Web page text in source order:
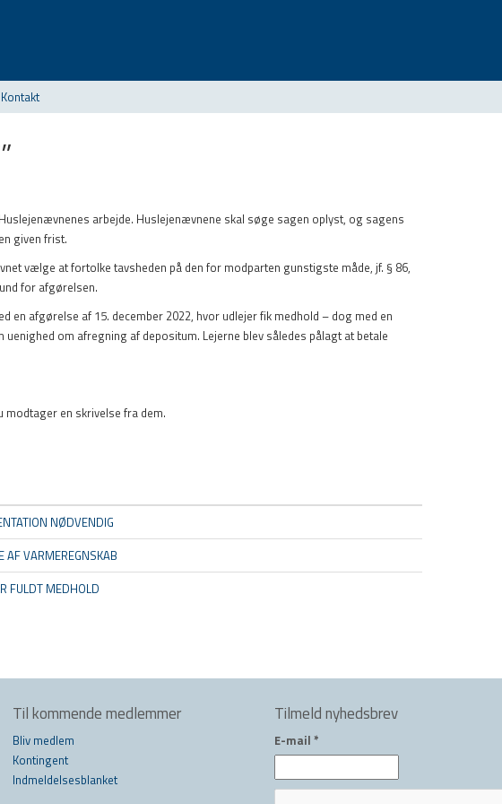
Kontakt
arbejde. Huslejenævnene skal søge sagen oplyst, og sagens
given frist.
vælge at fortolke tavsheden på den for modparten gunstigste måde, jf. § 86,
for afgørelsen.
en afgørelse af 15. december 2022, hvor udlejer fik medhold – dog med en
om afregning af depositum. Lejerne blev således pålagt at betale
modtager en skrivelse fra dem.
NØDVENDIG
AF VARMEREGNSKAB
FULDT MEDHOLD
Til kommende medlemmer
Bliv medlem
Kontingent
Indmeldelsesblanket
Tilmeld nyhedsbrev
E-mail *